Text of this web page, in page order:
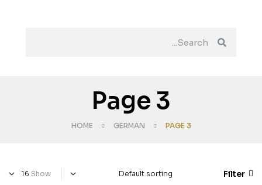
Page 3
HOME GERMAN PAGE 3
Filter
Show